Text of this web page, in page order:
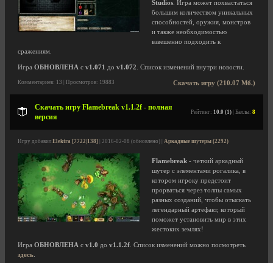
Studios . Игра может похвастаться
большим количеством уникальных
способностей, оружия, монстров
и также необходимостью
взвешенно подходить к
сражениям.
Игра ОБНОВЛЕНА с v1.071 до v1.072 . Список изменений внутри новости.
Скачать игру (210.07 Мб.)
Комментариев: 13 | Просмотров: 19883
Скачать игру Flamebreak v1.1.2f - полная
версия
Рейтинг: 10.0 (1) | Баллы: 8
Игру добавил Elektra [7722|138] | 2016-02-08 (обновлено) | Аркадные шутеры (2292)
Flamebreak - четкий аркадный
шутер с элементами рогалика, в
котором игроку предстоит
прорваться через толпы самых
разных созданий, чтобы отыскать
легендарный артефакт, который
поможет установить мир в этих
жестоких землях!
Игра ОБНОВЛЕНА с v1.0 до v1.1.2f . Список изменений можно посмотреть
здесь